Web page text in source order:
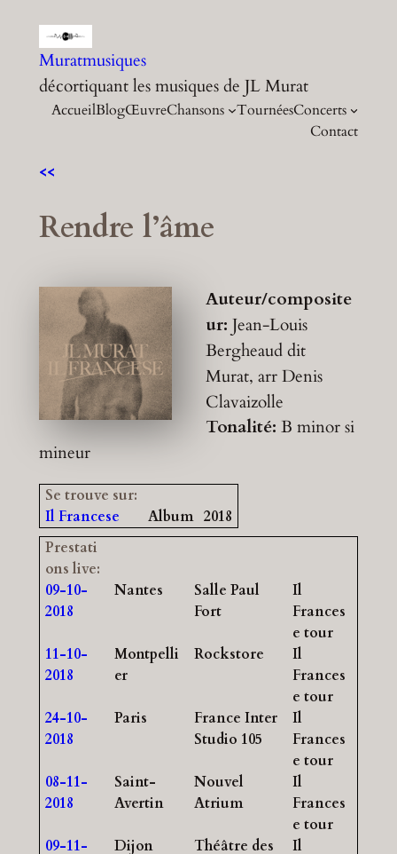
contenu
Muratmusiques
décortiquant les musiques de JL Murat
AccueilBlogŒuvreChansons TournéesConcerts
Contact
<<
Rendre l’âme
Auteur/composite
ur:Jean-Louis
Bergheaud dit
Murat, arr Denis
Clavaizolle
Tonalité:B minor si
mineur
Se trouve sur:
Il Francese
Album 2018
Prestati
ons live:
09-10-
2018
Nantes
Salle Paul
Fort
Il
Frances
e tour
11-10-
2018
Montpelli
er
Rockstore
Il
Frances
e tour
24-10-
2018
Paris
France Inter
Studio 105
Il
Frances
e tour
08-11-
2018
Saint-
Avertin
Nouvel
Atrium
Il
Frances
e tour
09-11-
Dijon
Théâtre des
Il